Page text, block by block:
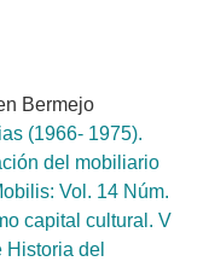
Bermejo
(1966- 1975).
del mobiliario
Vol. 14 Núm.
capital cultural. V
del